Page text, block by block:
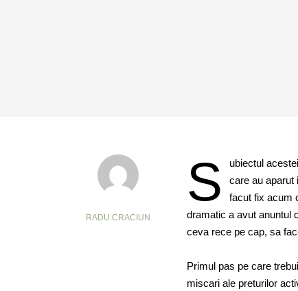
RADU CRACIUN
S
ubiectul
care au aparut
facut fix acum
dramatic a avut anuntul
ceva rece pe cap, sa
Primul pas pe care
miscari ale preturilor